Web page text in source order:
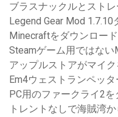
ブラスナックルとスト
Legend Gear Mod 1.7.10
Minecraftをダウンロー
Steamゲーム用ではな
アップルストアがマイ
Em4ウェストランペッ
PC用のファークライ2
トレントなしで海賊湾